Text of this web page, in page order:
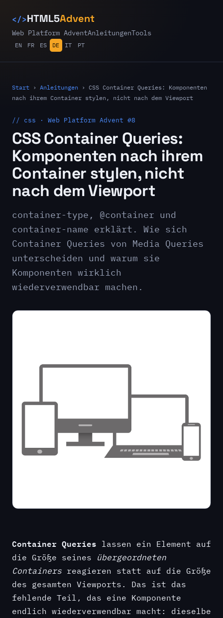
</>HTML5Advent
Web Platform AdventAnleitungenTools
EN FR ES DE IT PT
Start › Anleitungen › CSS Container Queries: Komponenten
nach ihrem Container stylen, nicht nach dem Viewport
// css · Web Platform Advent #8
CSS Container Queries:
Komponenten nach ihrem
Container stylen, nicht
nach dem Viewport
container-type, @container und
container-name erklärt. Wie sich
Container Queries von Media Queries
unterscheiden und warum sie
Komponenten wirklich
wiederverwendbar machen.
Container Queries lassen ein Element auf
die Größe seines übergeordneten
Containers reagieren statt auf die Größe
des gesamten Viewports. Das ist das
fehlende Teil, das eine Komponente
endlich wiederverwendbar macht: dieselbe